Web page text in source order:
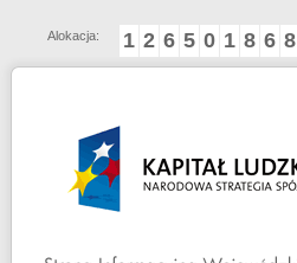
Alokacja: 1 2 6 5 0 1 8 6 8